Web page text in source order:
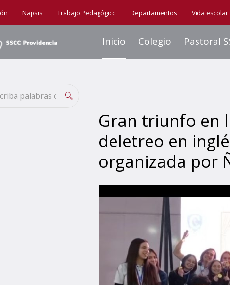
Napsis Trabajo Pedagógico Departamentos Vida escolar
Inicio Colegio Pastoral
Gran triunfo en
deletreo en
organizada por